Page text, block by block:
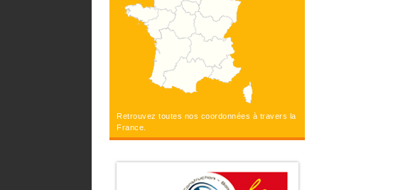
Retrouvez toutes nos coordonnées à travers la
France.